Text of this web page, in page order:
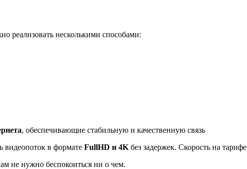
реализовать несколькими способами:
, обеспечивающие стабильную и качественную связь
видеопоток в формате FullHD и 4K без задержек. Скорость на тарифе
не нужно беспокоиться ни о чем.